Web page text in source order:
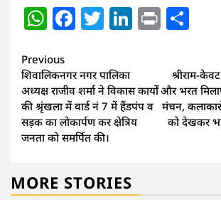
WhatsApp
Facebook
Twitter
LinkedIn
Print
Continue
Reading
Previous
शिवालिकनगर नगर पालिका
अध्यक्ष राजीव शर्मा ने विकास कार्यों
की श्रृंखला में वार्ड नं 7 में हैंडपंप व
सड़क का लोकार्पण कर क्षेत्रिय
जनता को समर्पित की।
श्रीराम-
और भरत
मंचन,
को देखकर
MORE STORIES